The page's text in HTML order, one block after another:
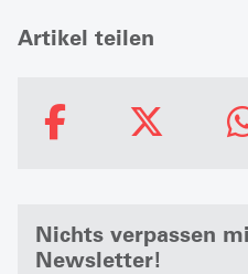
Artikel teilen
Nichts verpassen
Newsletter!